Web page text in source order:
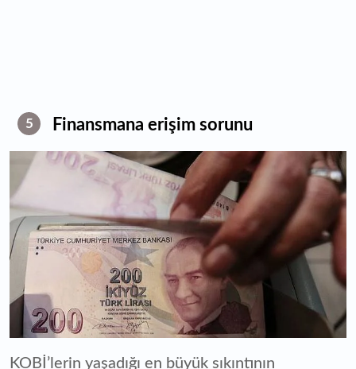
5 Finansmana erişim sorunu
KOBİ’lerin yaşadığı en büyük sıkıntının